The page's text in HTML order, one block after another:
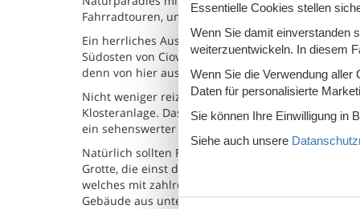
Fahrradtouren, um die Schönheit der unberührten
Ein herrliches Ausflugsziel ist die
Südosten von Ciovo und wurde praktisch
denn von hier aus lässt sich ein herrlicher Blick
Nicht weniger reizvoll ist ein Besuch in Arbanija,
Klosteranlage. Das Dominikanerkloster des
ein sehenswerter Klostergarten lädt zu einem
Natürlich sollten Familien sich auch einen
Grotte, die einst den von den Eremiten genutzt
welches mit zahlreichen Kunstschätzen
Gebäude aus unterschiedlichsten Jahrhunderten.
Essentielle Cookies stellen
Wenn Sie damit einverstanden
weiterzuentwickeln. In diesem
Wenn Sie die Verwendung
Daten für personalisierte
Sie können Ihre Einwilligung in
Siehe auch unsere